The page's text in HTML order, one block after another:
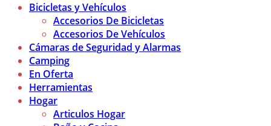
Bicicletas y Vehículos
Accesorios De Bicicletas
Accesorios De Vehículos
Cámaras de Seguridad y Alarmas
Camping
En Oferta
Herramientas
Hogar
Articulos Hogar